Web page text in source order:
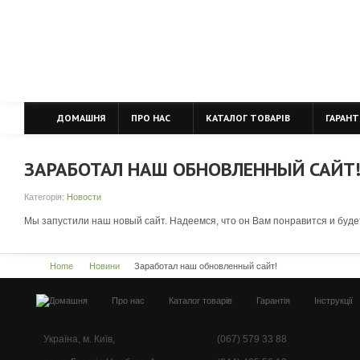
ДОМАШНЯ ПРО НАС КАТАЛОГ ТОВАРІВ
ЗАРАБОТАЛ НАШ ОБНОВЛЕННЫЙ САЙТ!
Категорія: Новости
Мы запустили наш новый сайт. Надеемся, что он Вам понравится и
Home Новини Заработал наш обновленный сайт!
Про нас Каталог товарів Гарантія Інструкції
Україна, м. Київ, (067) 579 33 88